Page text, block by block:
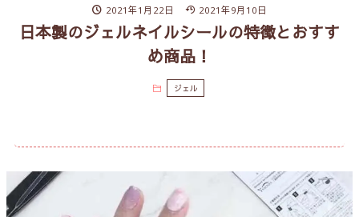
2021年1月22日 2021年9月10日
日本製のジェルネイルシールの特徴とおすす
め商品！
ジェル